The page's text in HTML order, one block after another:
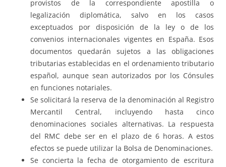
provistos de la correspondiente apostilla o
legalización diplomática, salvo en los casos
exceptuados por disposición de la ley o de los
convenios internacionales vigentes en España. Esos
documentos quedarán sujetos a las obligaciones
tributarias establecidas en el ordenamiento tributario
español, aunque sean autorizados por los Cónsules
en funciones notariales.
Se solicitará la reserva de la denominación al Registro
Mercantil Central, incluyendo hasta cinco
denominaciones sociales alternativas. La respuesta
del RMC debe ser en el plazo de 6 horas. A estos
efectos se puede utilizar la Bolsa de Denominaciones.
Se concierta la fecha de otorgamiento de escritura